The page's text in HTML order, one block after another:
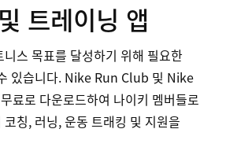
트레이닝 앱
스 목표를 달성하기 위해 필요한
있습니다. Nike Run Club 및 Nike
료로 다운로드하여 나이키 멤버들로
칭, 러닝, 운동 트래킹 및 지원을